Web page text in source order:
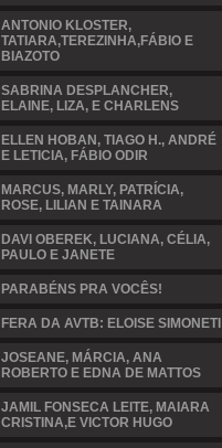
ANTONIO KLOSTER,
TATIARA,TEREZINHA,FÁBIO E
BIAZOTO
SABRINA DESPLANCHER,
ELAINE, LIZA, E CHARLENS
ELLEN HOBAN, TIAGO H., ANDRÉ
E LETICIA, FÁBIO ODIR
MARCUS, MARLY, PATRÍCIA,
ROSE, LILIAN E TAINARA
DAVI OBEREK, LUCIANA, CÉLIA,
PAULO E JANETE
PARABÉNS PRA VOCÊS!
FERA DA AVTB: ELOISE SIMONETI
JOSEANE, MÁRCIA, ANA
ROBERTO E EDNA DE MATTOS
JAMIL FONSECA LEITE, MAIARA
CRISTINA,E VICTOR HUGO